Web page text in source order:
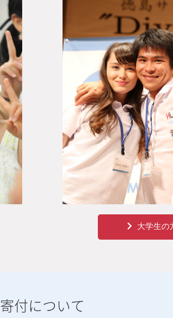
大学生の
寄付について